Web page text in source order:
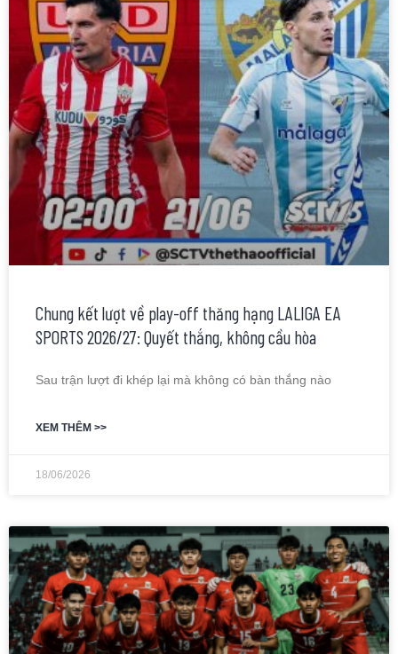
Chung kết lượt về play-off thăng hạng LALIGA EA
SPORTS 2026/27: Quyết thắng, không cầu hòa
Sau trận lượt đi khép lại mà không có bàn thắng nào
XEM THÊM >>
18/06/2026